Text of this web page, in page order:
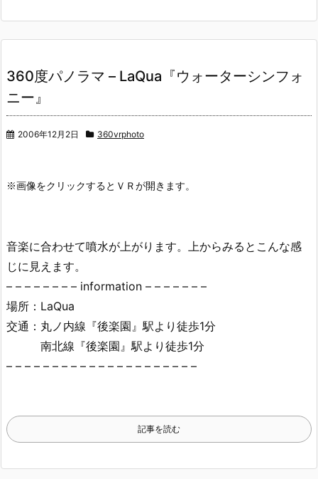
360度パノラマ – LaQua『ウォーターシンフォ
ニー』
2006年12月2日 360vrphoto
音楽に合わせて噴水が上がります。上からみるとこんな感
じに見えます。
– – – – – – – – information – – – – – – –
場所：LaQua
交通：丸ノ内線『後楽園』駅より徒歩1分
南北線『後楽園』駅より徒歩1分
– – – – – – – – – – – – – – – – – – – – –
記事を読む